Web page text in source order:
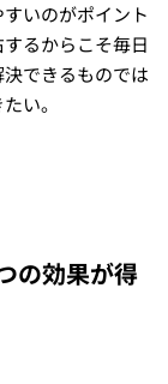
いのがポイント
るからこそ毎日
できるものでは
い。
の効果が得